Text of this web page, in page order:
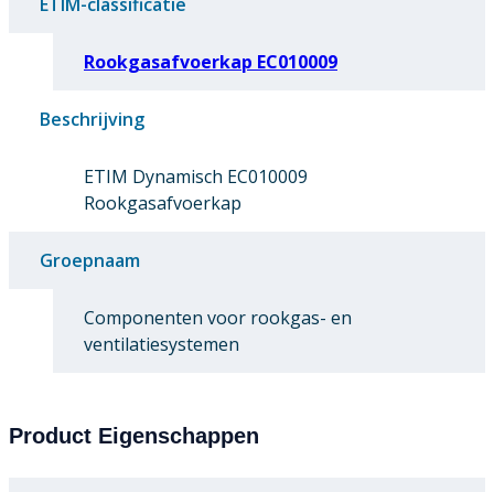
Rookgasafvoerkap EC010009
Beschrijving
ETIM Dynamisch EC010009
Rookgasafvoerkap
Groepnaam
Componenten voor rookgas- en
ventilatiesystemen
Product Eigenschappen